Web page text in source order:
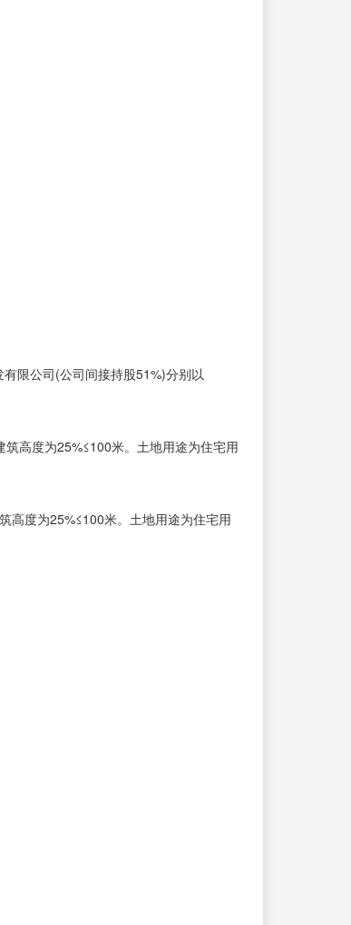
限公司(公司间接持股51%)分别以
高度为25%≤100米。土地用途为住宅用
高度为25%≤100米。土地用途为住宅用